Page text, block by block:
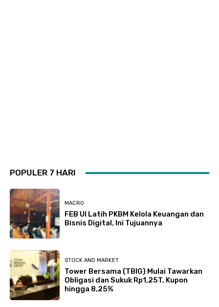
POPULER 7 HARI
MACRO
FEB UI Latih PKBM Kelola Keuangan dan
Bisnis Digital, Ini Tujuannya
STOCK AND MARKET
Tower Bersama (TBIG) Mulai Tawarkan
Obligasi dan Sukuk Rp1,25T, Kupon
hingga 8,25%